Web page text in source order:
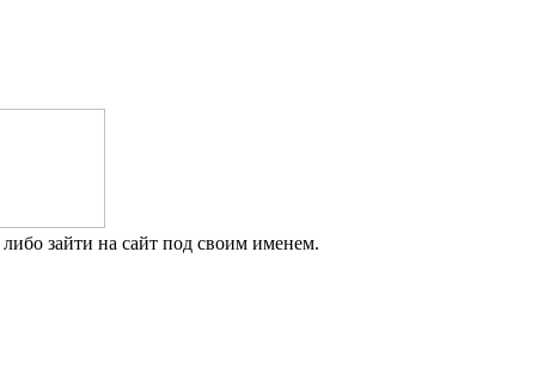
либо зайти на сайт под своим именем.